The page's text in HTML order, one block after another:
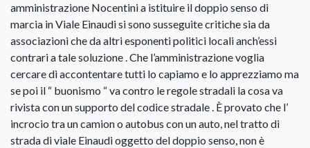
amministrazione Nocentini a istituire il doppio senso di
marcia in Viale Einaudi si sono susseguite critiche sia da
associazioni che da altri esponenti politici locali anch’essi
contrari a tale soluzione . Che l’amministrazione voglia
cercare di accontentare tutti lo capiamo e lo apprezziamo ma
se poi il “ buonismo “ va contro le regole stradali la cosa va
rivista con un supporto del codice stradale . È provato che l’
incrocio tra un camion o autobus con un auto, nel tratto di
strada di viale Einaudi oggetto del doppio senso, non è